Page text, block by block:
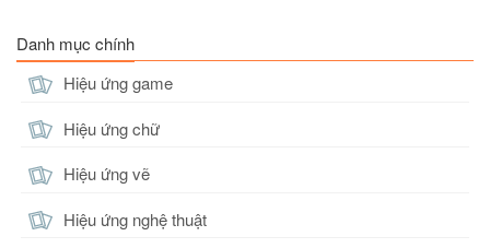
Danh mục chính
Hiệu ứng game
Hiệu ứng chữ
Hiệu ứng vẽ
Hiệu ứng nghệ thuật